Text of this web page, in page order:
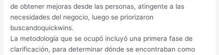
de obtener mejoras desde las personas, atingente a las
necesidades del negocio, luego se priorizaron
buscandoquickwins.
La metodología que se ocupó incluyó una primera fase de
clarificación, para determinar dónde se encontraban como